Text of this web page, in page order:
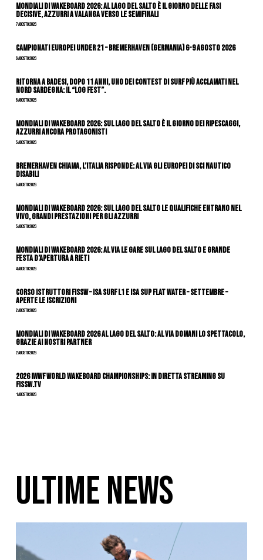
Mondiali di Wakeboard 2026: al Lago del Salto è il giorno delle fasi
decisive, azzurri a valanga verso le semifinali
7 Agosto 2026
Campionati Europei Under 21 – Bremerhaven (Germania) 6-9 agosto 2026
6 Agosto 2026
Ritorna a Badesi, dopo 11 anni, uno dei contest di surf più acclamati nel
nord Sardegna: il “Log Fest”.
6 Agosto 2026
Mondiali di Wakeboard 2026: sul Lago del Salto è il giorno dei ripescaggi,
azzurri ancora protagonisti
5 Agosto 2026
Bremerhaven chiama, l’Italia risponde: al via gli Europei di Sci Nautico
Disabili
5 Agosto 2026
Mondiali di Wakeboard 2026: sul Lago del Salto le qualifiche entrano nel
vivo, grandi prestazioni per gli azzurri
5 Agosto 2026
Mondiali di Wakeboard 2026: al via le gare sul Lago del Salto e grande
festa d’apertura a Rieti
4 Agosto 2026
CORSO ISTRUTTORI FISSW – ISA SURF L1 e ISA SUP Flat Water – SETTEMBRE –
APERTE LE ISCRIZIONI
2 Agosto 2026
Mondiali di Wakeboard 2026 al Lago del Salto: al via domani lo spettacolo,
grazie ai nostri Partner
2 Agosto 2026
2026 IWWF WORLD WAKEBOARD CHAMPIONSHIPS: IN DIRETTA STREAMING SU
FISSW.TV
1 Agosto 2026
ULTIME NEWS